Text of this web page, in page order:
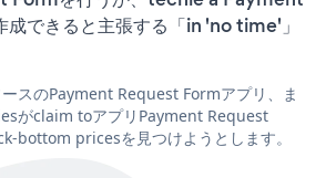
できると主張する「in 'no time'」
スのPayment Request Formアプリ、ま
がclaim toアプリPayment Request
bottom pricesを見つけようとします。